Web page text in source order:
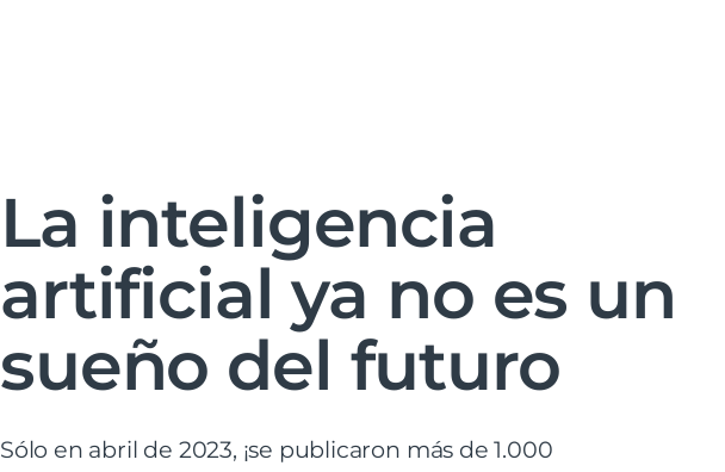
La inteligencia
artificial ya no es un
sueño del futuro
Sólo en abril de 2023, ¡se publicaron más de 1.000